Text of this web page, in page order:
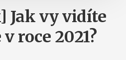
Jak vy vidíte
roce 2021?